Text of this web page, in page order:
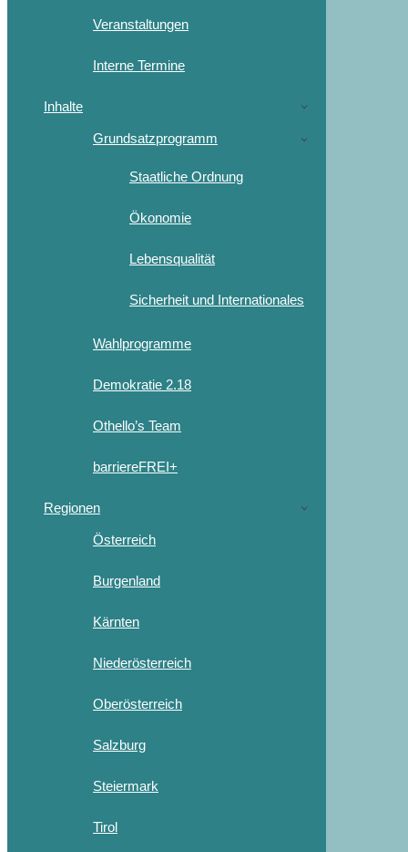
Veranstaltungen
Interne Termine
Inhalte
Grundsatzprogramm
Staatliche Ordnung
Ökonomie
Lebensqualität
Sicherheit und Internationales
Wahlprogramme
Demokratie 2.18
Othello’s Team
barriereFREI+
Regionen
Österreich
Burgenland
Kärnten
Niederösterreich
Oberösterreich
Salzburg
Steiermark
Tirol